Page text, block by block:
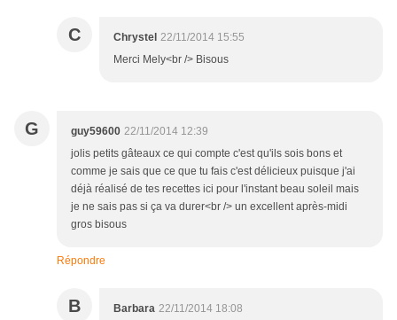
C Chrystel 22/11/2014 15:55
Merci Mely<br /> Bisous
G guy59600 22/11/2014 12:39
jolis petits gâteaux ce qui compte c'est qu'ils sois bons et
comme je sais que ce que tu fais c'est délicieux puisque j'ai
déjà réalisé de tes recettes ici pour l'instant beau soleil mais
je ne sais pas si ça va durer<br /> un excellent après-midi
gros bisous
Répondre
B Barbara 22/11/2014 18:08